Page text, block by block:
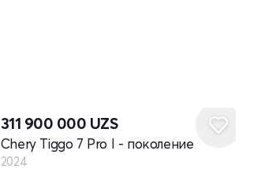
311 900 000 UZS
Chery Tiggo 7 Pro I - поколение
2024